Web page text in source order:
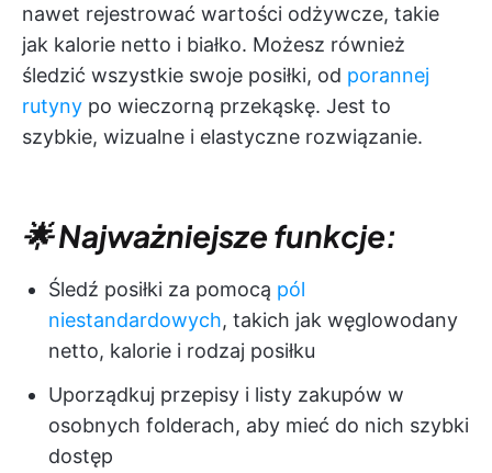
nawet rejestrować wartości odżywcze, takie
jak kalorie netto i białko. Możesz również
śledzić wszystkie swoje posiłki, od porannej
rutyny po wieczorną przekąskę. Jest to
szybkie, wizualne i elastyczne rozwiązanie.
🌟 Najważniejsze funkcje:
Śledź posiłki za pomocą pól
niestandardowych, takich jak węglowodany
netto, kalorie i rodzaj posiłku
Uporządkuj przepisy i listy zakupów w
osobnych folderach, aby mieć do nich szybki
dostęp